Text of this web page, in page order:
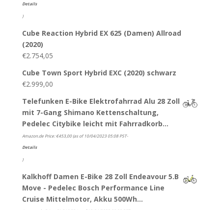
Details
)
Cube Reaction Hybrid EX 625 (Damen) Allroad
(2020)
€2.754,05
Cube Town Sport Hybrid EXC (2020) schwarz
€2.999,00
Telefunken E-Bike Elektrofahrrad Alu 28 Zoll
mit 7-Gang Shimano Kettenschaltung,
Pedelec Citybike leicht mit Fahrradkorb…
Amazon.de Price:€453,00(as of 10/04/2023 05:08 PST-
Details
)
Kalkhoff Damen E-Bike 28 Zoll Endeavour 5.B
Move - Pedelec Bosch Performance Line
Cruise Mittelmotor, Akku 500Wh…